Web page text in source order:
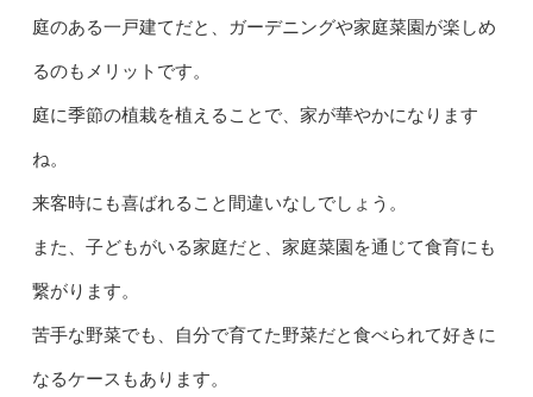
庭のある一戸建てだと、ガーデニングや家庭菜園が楽しめ
るのもメリットです。
庭に季節の植栽を植えることで、家が華やかになります
ね。
来客時にも喜ばれること間違いなしでしょう。
また、子どもがいる家庭だと、家庭菜園を通じて食育にも
繋がります。
苦手な野菜でも、自分で育てた野菜だと食べられて好きに
なるケースもあります。